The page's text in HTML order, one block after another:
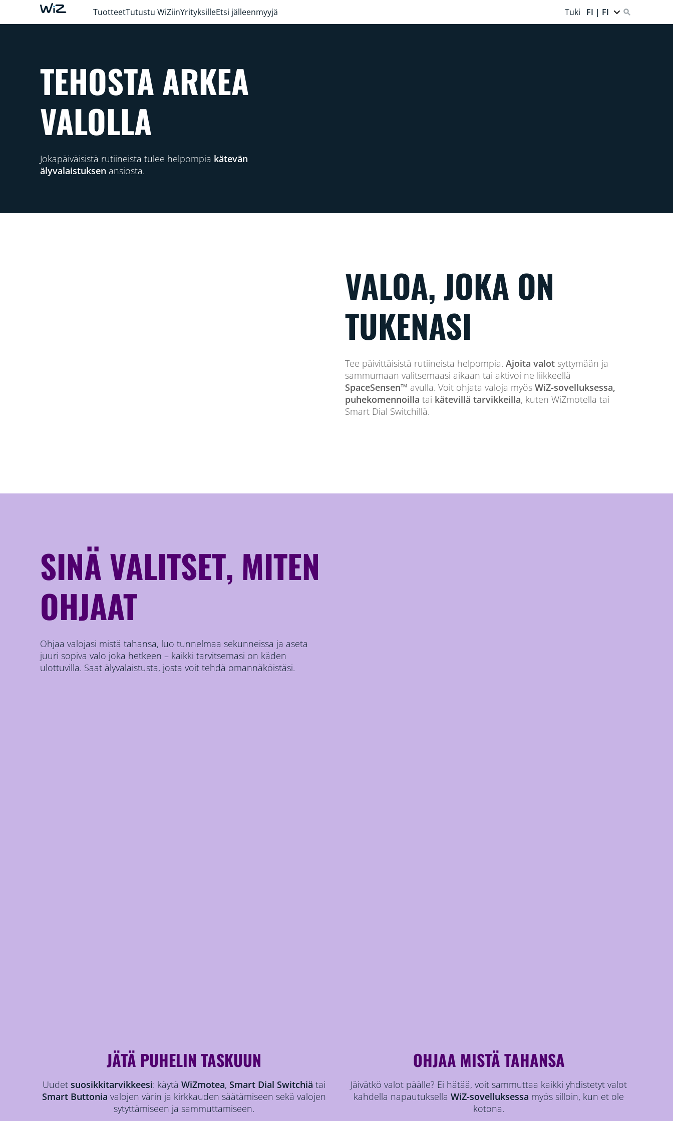
TuotteetTutustu WiZiinYrityksilleEtsi jälleenmyyjä Tuki FI | FI
TEHOSTA ARKEA
VALOLLA
Jokapäiväisistä rutiineista tulee helpompia kätevän
älyvalaistuksen ansiosta.
VALOA, JOKA ON
TUKENASI
Tee päivittäisistä rutiineista helpompia.Ajoita valot syttymään ja
sammumaan valitsemaasi aikaan tai aktivoi ne liikkeellä
SpaceSensen™ avulla. Voit ohjata valoja myösWiZ-sovelluksessa,
puhekomennoilla tai kätevillä tarvikkeilla, kuten WiZmotella tai
Smart Dial Switchillä.
SINÄ VALITSET, MITEN
OHJAAT
Ohjaa valojasi mistä tahansa, luo tunnelmaa sekunneissa ja aseta
juuri sopiva valo joka hetkeen – kaikki tarvitsemasi on käden
ulottuvilla. Saat älyvalaistusta, josta voit tehdä omannäköistäsi.
JÄTÄ PUHELIN TASKUUN
Uudetsuosikkitarvikkeesi: käytäWiZmotea,Smart Dial Switchiä tai
Smart Buttonia valojen värin ja kirkkauden säätämiseen sekä valojen
sytyttämiseen ja sammuttamiseen.
OHJAA MISTÄ TAHANSA
Jäivätkö valot päälle? Ei hätää, voit sammuttaa kaikki yhdistetyt valot
kahdella napautuksellaWiZ-sovelluksessa myös silloin, kun et ole
kotona.